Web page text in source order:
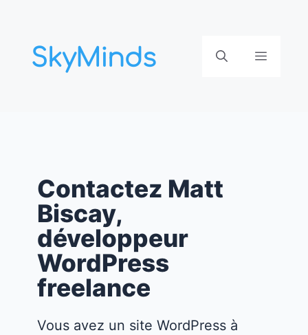
contenu
Menu
Contactez Matt
Biscay,
développeur
WordPress
freelance
Vous avez un site WordPress à